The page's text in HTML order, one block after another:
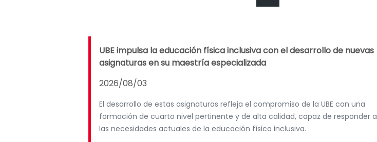
UBE impulsa la educación física inclusiva con el desarrollo de nuevas
asignaturas en su maestría especializada
2026/08/03
El desarrollo de estas asignaturas refleja el compromiso de la UBE con una
formación de cuarto nivel pertinente y de alta calidad, capaz de responder a
las necesidades actuales de la educación física inclusiva.